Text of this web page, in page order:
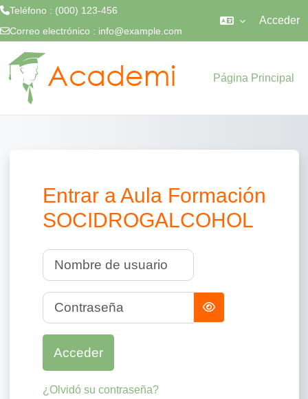
Teléfono : (000) 123-456
Correo electrónico : info@example.com
Acceder
Página Principal
Entrar a Aula Formación
SOCIDROGALCOHOL
Nombre de usuario
Contraseña
Acceder
¿Olvidó su contraseña?